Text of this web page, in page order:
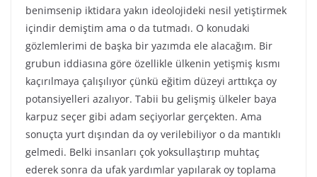
benimsenip iktidara yakın ideolojideki nesil yetiştirmek
içindir demiştim ama o da tutmadı. O konudaki
gözlemlerimi de başka bir yazımda ele alacağım. Bir
grubun iddiasına göre özellikle ülkenin yetişmiş kısmı
kaçırılmaya çalışılıyor çünkü eğitim düzeyi arttıkça oy
potansiyelleri azalıyor. Tabii bu gelişmiş ülkeler baya
karpuz seçer gibi adam seçiyorlar gerçekten. Ama
sonuçta yurt dışından da oy verilebiliyor o da mantıklı
gelmedi. Belki insanları çok yoksullaştırıp muhtaç
ederek sonra da ufak yardımlar yapılarak oy toplama